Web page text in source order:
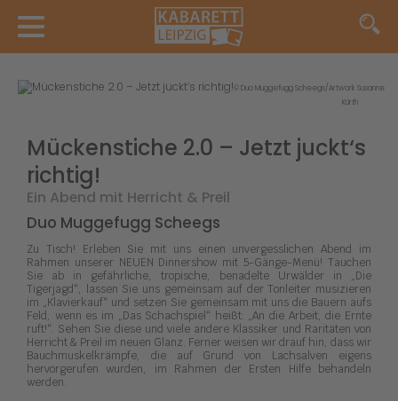
© Duo Muggefugg Scheegs/Artwork Susanne
Kürth
Mückenstiche 2.0 – Jetzt juckt‘s
richtig!
Ein Abend mit Herricht & Preil
Duo Muggefugg Scheegs
Zu Tisch! Erleben Sie mit uns einen unvergesslichen Abend im
Rahmen unserer NEUEN Dinnershow mit 5-Gänge-Menü! Tauchen
Sie ab in gefährliche, tropische, benadelte Urwälder in „Die
Tigerjagd“, lassen Sie uns gemeinsam auf der Tonleiter musizieren
im „Klavierkauf“ und setzen Sie gemeinsam mit uns die Bauern aufs
Feld, wenn es im „Das Schachspiel“ heißt: „An die Arbeit, die Ernte
ruft!“. Sehen Sie diese und viele andere Klassiker und Raritäten von
Herricht & Preil im neuen Glanz. Ferner weisen wir drauf hin, dass wir
Bauchmuskelkrämpfe, die auf Grund von Lachsalven eigens
hervorgerufen wurden, im Rahmen der Ersten Hilfe behandeln
werden.